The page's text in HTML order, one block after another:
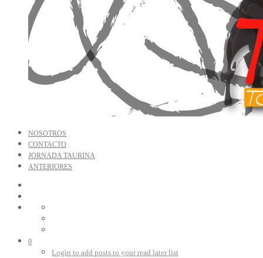
NOSOTROS
CONTACTO
JORNADA TAURINA
ANTERIORES
0
Login to add posts to your read later list